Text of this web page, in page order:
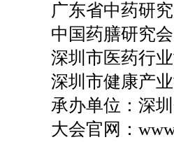
广东省中药研
中国药膳研究
深圳市医药行
深圳市健康产
承办单位：深
大会官网：